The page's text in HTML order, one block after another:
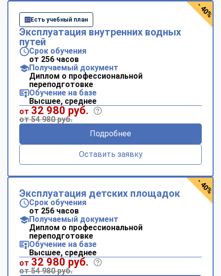
Есть учебный план
Эксплуатация внутренних водных
путей
Срок обучения
от 256 часов
Получаемый документ
Диплом о профессиональной
переподготовке
Обучение на базе
Высшее, среднее
от 32 980 руб.
от 54 980 руб.
Подробнее
Оставить заявку
- 40%
Эксплуатация детских площадок
Срок обучения
от 256 часов
Получаемый документ
Диплом о профессиональной
переподготовке
Обучение на базе
Высшее, среднее
от 32 980 руб.
от 54 980 руб.
- 40%